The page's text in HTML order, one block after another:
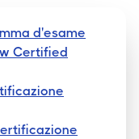
d'esame
Certified